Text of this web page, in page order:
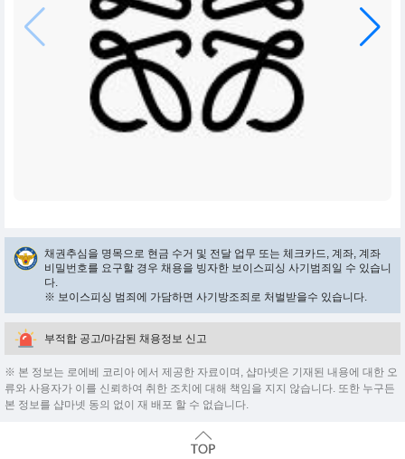
채권추심을 명목으로 현금 수거 및 전달 업무 또는 체크카드, 계좌, 계좌
비밀번호를 요구할 경우 채용을 빙자한 보이스피싱 사기범죄일 수 있습니
다.
※ 보이스피싱 범죄에 가담하면 사기방조죄로 처벌받을수 있습니다.
부적합 공고/마감된 채용정보 신고
※ 본 정보는 로에베 코리아 에서 제공한 자료이며, 샵마넷은 기재된 내용에 대한 오
류와 사용자가 이를 신뢰하여 취한 조치에 대해 책임을 지지 않습니다. 또한 누구든
본 정보를 샵마넷 동의 없이 재 배포 할 수 없습니다.